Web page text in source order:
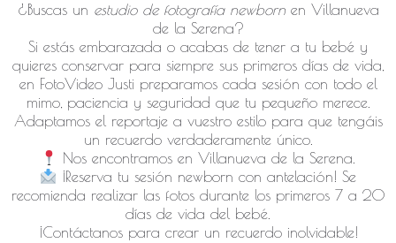
¿Buscas un estudio de fotografía newbornen Villanueva
de la Serena?
​Si estás embarazada o acabas de tener a tu bebé y
quieres conservar para siempre sus primeros días de vida,
en FotoVideo Justi preparamos cada sesión con todo el
mimo, paciencia y seguridad que tu pequeño merece.
Adaptamos el reportaje a vuestro estilo para que tengáis
un recuerdo verdaderamente único.
Nos encontramos en Villanueva de la Serena.
¡Reserva tu sesión newborn con antelación! Se
recomienda realizar las fotos durante los primeros 7 a 20
días de vida del bebé.
​¡Contáctanos para crear un recuerdo inolvidable!